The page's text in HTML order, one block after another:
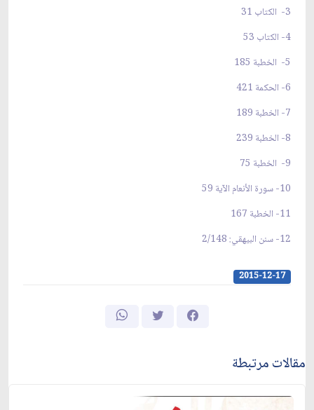
3- الكتاب 31
4- الكتاب 53
5- الخطبة 185
6- الحكمة 421
7- الخطبة 189
8- الخطبة 239
9- الخطبة 75
10- سورة الأنعام الآية 59
11- الخطبة 167
12- سنن البيهقي: 2/148
2015-12-17
مقالات مرتبطة